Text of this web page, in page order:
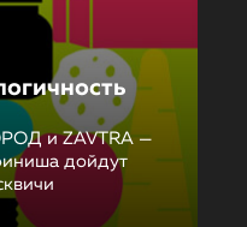
и ZAVTRA —
дойдут